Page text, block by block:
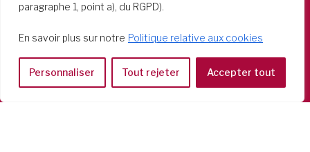
paragraphe 1, point a), du RGPD).
En savoir plus sur notre Politique relative aux cookies
Personnaliser Tout rejeter Accepter tout
Società del Sacro Cuore
Tel: 06 58 23 03 32 or 06 58 20 31 17